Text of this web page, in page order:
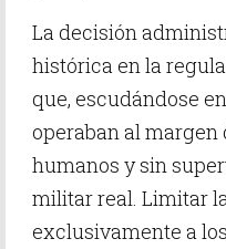
La decisión
histórica en la
que, escudándose
operaban al margen
humanos y sin
militar real. Limitar
exclusivamente a